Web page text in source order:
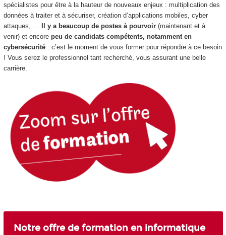
spécialistes pour être à la hauteur de nouveaux enjeux : multiplication des
données à traiter et à sécuriser, création d’applications mobiles, cyber
attaques, …
Il y a beaucoup de postes à pourvoir (maintenant et à
venir) et encore peu de candidats compétents, notamment en
cybersécurité: c’est le moment de vous former pour répondre à ce besoin
! Vous serez le professionnel tant recherché, vous assurant une belle
carrière.
Notre offre de formation en informatique